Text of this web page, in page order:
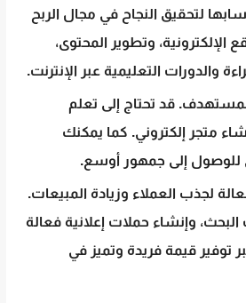
لتحقيق النجاح في مجال الربح
الإلكترونية، وتطوير المحتوى،
والدورات التعليمية عبر الإنترنت.
قد تحتاج إلى تعلم
متجر إلكتروني. كما يمكنك
للوصول إلى جمهور أوسع.
لجذب العملاء وزيادة المبيعات.
وإنشاء حملات إعلانية فعالة
توفير قيمة فريدة وتميز في